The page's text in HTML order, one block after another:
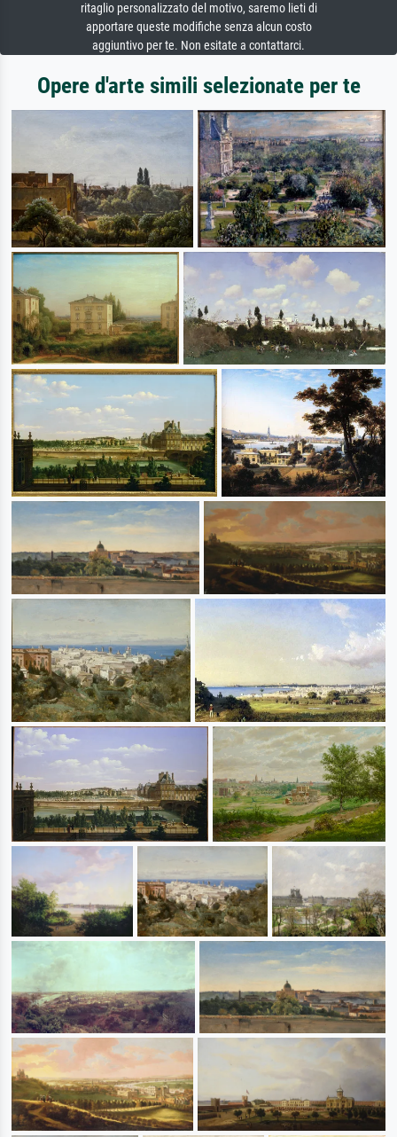
ritaglio personalizzato del motivo, saremo lieti di
apportare queste modifiche senza alcun costo
aggiuntivo per te. Non esitate a contattarci.
Opere d'arte simili selezionate per te